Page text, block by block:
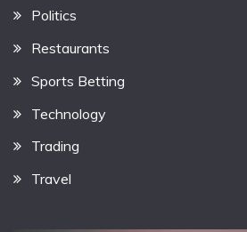
Politics
Restaurants
Sports Betting
Technology
Trading
Travel